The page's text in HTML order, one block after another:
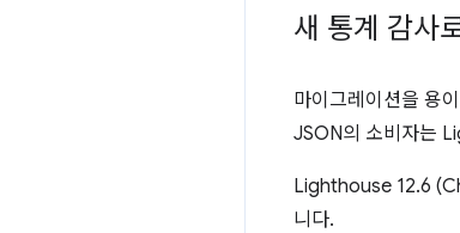
새 통계 감사
마이그레이션을 용
JSON의 소비자는
Lighthouse 12.6
니다.